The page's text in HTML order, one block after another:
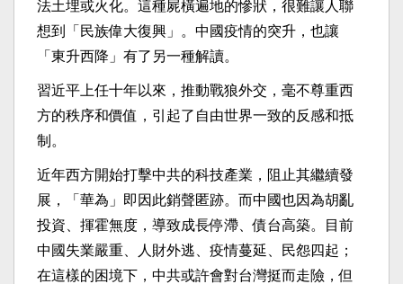
法土埋或火化。這種屍橫遍地的慘狀，很難讓人聯
想到「民族偉大復興」。中國疫情的突升，也讓
「東升西降」有了另一種解讀。
習近平上任十年以來，推動戰狼外交，毫不尊重西
方的秩序和價值，引起了自由世界一致的反感和抵
制。
近年西方開始打擊中共的科技產業，阻止其繼續發
展，「華為」即因此銷聲匿跡。而中國也因為胡亂
投資、揮霍無度，導致成長停滯、債台高築。目前
中國失業嚴重、人財外逃、疫情蔓延、民怨四起；
在這樣的困境下，中共或許會對台灣挺而走險，但